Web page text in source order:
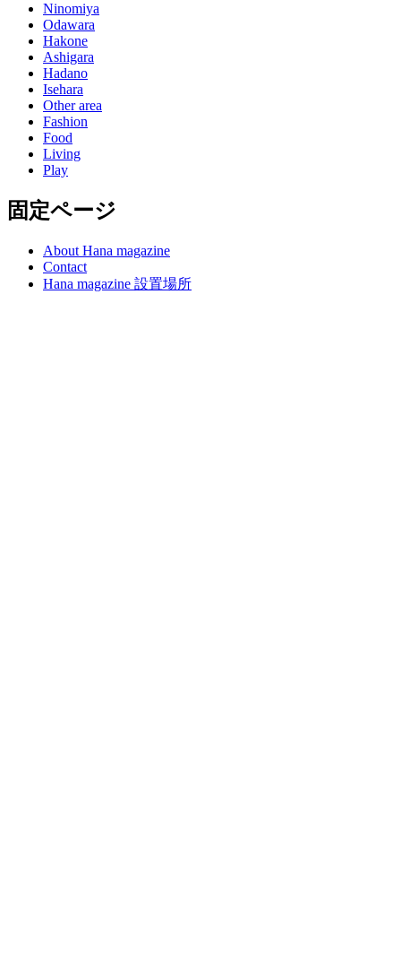
Ninomiya
Odawara
Hakone
Ashigara
Hadano
Isehara
Other area
Fashion
Food
Living
Play
固定ページ
About Hana magazine
Contact
Hana magazine 設置場所